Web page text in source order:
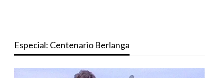
Especial: Centenario Berlanga